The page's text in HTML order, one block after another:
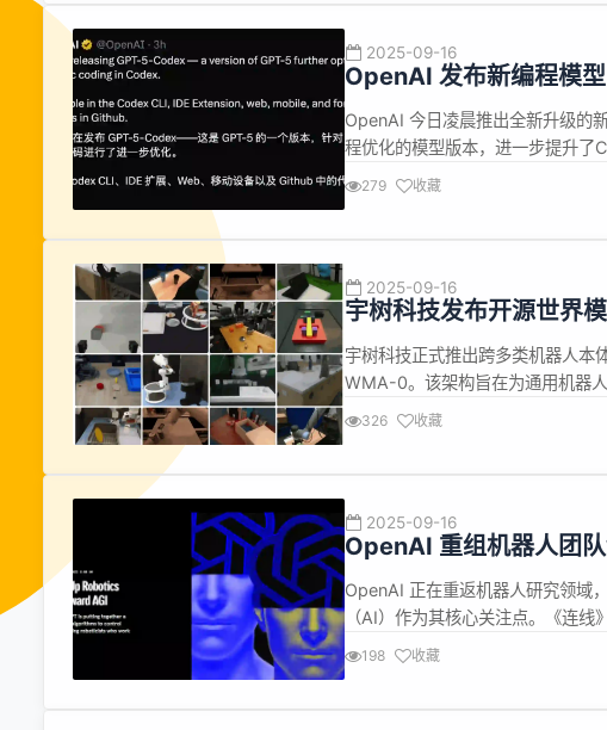
2025-09-16
OpenAI 发布新编程模
能力
OpenAI 今日凌晨推出全新升级的
程优化的模型版本，进一步提升
示，该版本在代码审查、功能开
279 收藏
2025-09-16
宇树科技发布开源世界
宇树科技正式推出跨多类机器人
WMA-0。该架构旨在为通用机器
环境交互物理规律的世界模型。
326 收藏
2025-09-16
OpenAI 重组机器人团
OpenAI 正在重返机器人研究领域
（AI）作为其核心关注点。《连
人员，旨在通过远程操作和模拟
198 收藏